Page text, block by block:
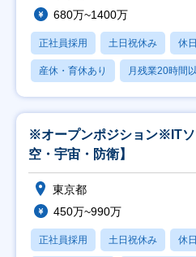
680万~1400万
正社員採用 土日祝休み 休
産休・育休あり 月残業20時間
※オープンポジション※IT
空・宇宙・防衛】
東京都
450万~990万
正社員採用 土日祝休み 休